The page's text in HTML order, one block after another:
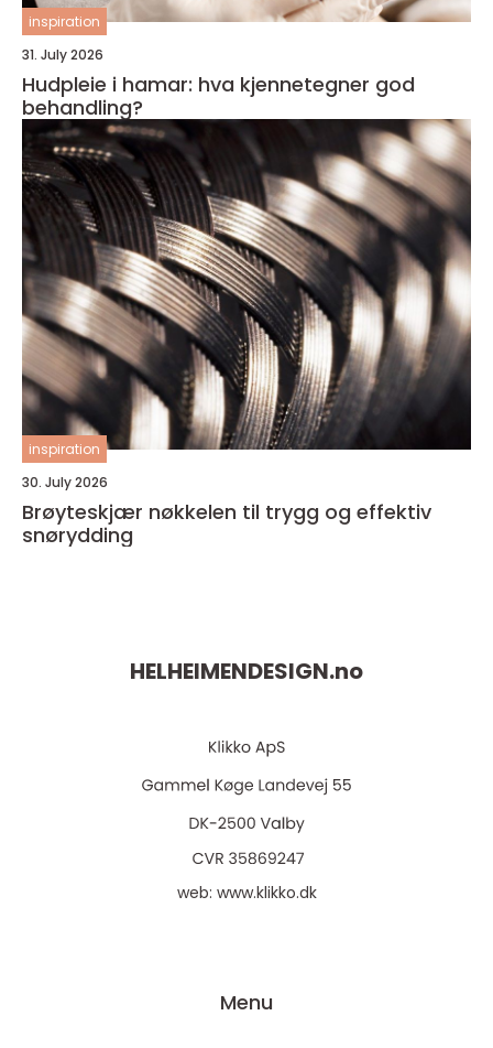
inspiration
31. July 2026
Hudpleie i hamar: hva kjennetegner god
behandling?
inspiration
30. July 2026
Brøyteskjær nøkkelen til trygg og effektiv
snørydding
HELHEIMENDESIGN.no
web: www.klikko.dk
Menu